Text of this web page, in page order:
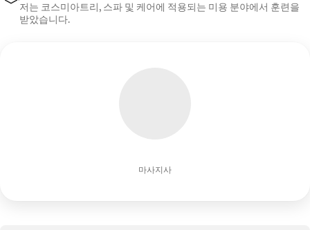
마사지사
저는 코스미아트리, 스파 및 케어에 적용되는 미용 분야에서 훈련을
받았습니다.